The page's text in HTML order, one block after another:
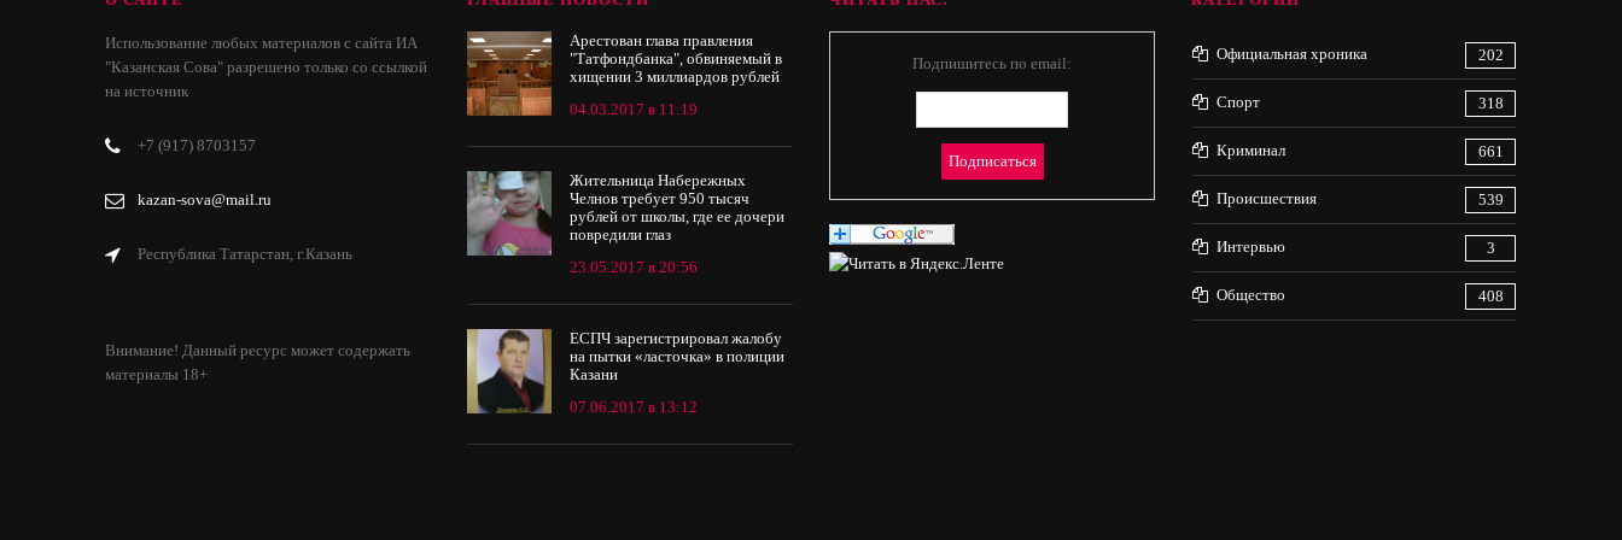
Использование любых материалов с сайта ИА
"Казанская Сова" разрешено только со ссылкой
на источник
+7 (917) 8703157
kazan-sova@mail.ru
Республика Татарстан, г.Казань
Внимание! Данный ресурс может содержать
материалы 18+
Арестован глава правления
"Татфондбанка", обвиняемый в
хищении 3 миллиардов рублей
04.03.2017 в 11:19
Жительница Набережных
Челнов требует 950 тысяч
рублей от школы, где ее дочери
повредили глаз
23.05.2017 в 20:56
ЕСПЧ зарегистрировал жалобу
на пытки «ласточка» в полиции
Казани
07.06.2017 в 13:12
Подпишитесь по email:
Официальная хроника 202
Спорт 318
Криминал 661
Происшествия 539
Интервью 3
Общество 408